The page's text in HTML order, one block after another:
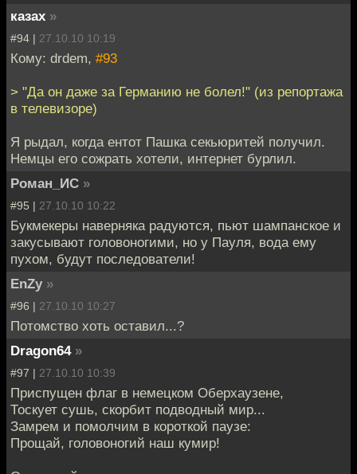
казах »
#94 | 27.10.10 10:19
Кому: drdem, #93
> "Да он даже за Германию не болел!" (из репортажа
в телевизоре)
Я рыдал, когда ентот Пашка секьюритей получил.
Немцы его сожрать хотели, интернет бурлил.
Роман_ИС »
#95 | 27.10.10 10:22
Букмекеры наверняка радуются, пьют шампанское и
закусывают головоногими, но у Пауля, вода ему
пухом, будут последователи!
EnZy »
#96 | 27.10.10 10:27
Потомство хоть оставил...?
Dragon64 »
#97 | 27.10.10 10:39
Приспущен флаг в немецком Оберхаузене,
Тоскует сушь, скорбит подводный мир...
Замрем и помолчим в короткой паузе:
Прощай, головоногий наш кумир!